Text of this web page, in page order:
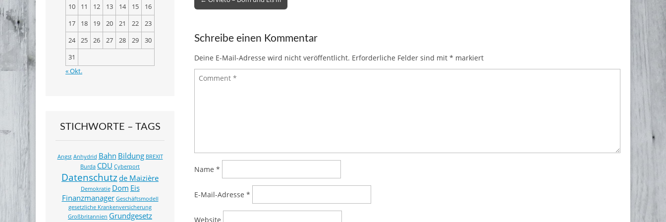
b
o
o
k
st r
n
navigation
Schreibe einen Kommentar
Deine E-Mail-Adresse wird nicht veröffentlicht. Erforderliche Felder sind mit * markiert
Name *
E-Mail-Adresse *
Website
10
11 12 13 14 15
16
17
18 19 20 21 22
23
24
25 26 27 28 29
30
31
« Okt.
STICHWORTE – TAGS
Angst Anhydrid Bahn Bildung BREXIT
Burda CDU Cyberport
Datenschutzde Maizière
Demokratie Dom Eis
Finanzmanager Geschäftsmodell
gesetzliche Krankenversicherung
Großbritannien Grundgesetz